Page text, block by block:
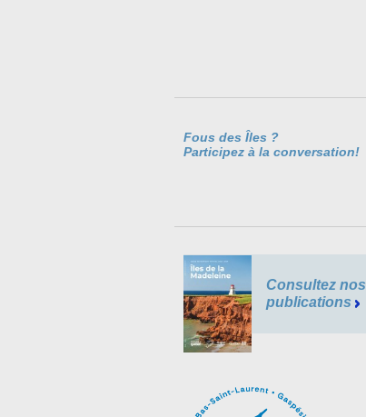
Fous des Îles ?
Participez à la conversation!
Consultez nos
publications